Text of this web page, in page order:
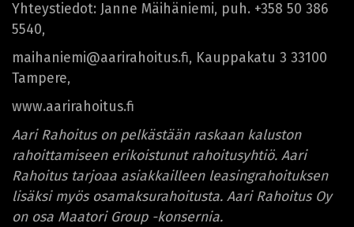
Yhteystiedot: Janne Mäihäniemi, puh. +358 50 386
5540,
maihaniemi@aarirahoitus.fi, Kauppakatu 3 33100
Tampere,
www.aarirahoitus.fi
Aari Rahoitus on pelkästään raskaan kaluston
rahoittamiseen erikoistunut rahoitusyhtiö. Aari
Rahoitus tarjoaa asiakkailleen leasingrahoituksen
lisäksi myös osamaksurahoitusta. Aari Rahoitus Oy
on osa Maatori Group -konsernia.